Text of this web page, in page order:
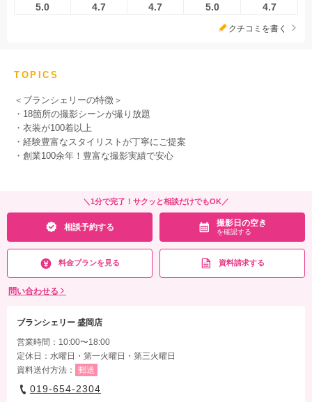
5.0 4.7 4.7 5.0 4.7
クチコミを書く
TOPICS
＜ブランシェリーの特徴＞
・18箇所の撮影シーンが撮り放題
・衣装が100着以上
・経験豊富なスタイリストが丁寧にご提案
・創業100余年！豊富な撮影実績で安心
＼1分で完了！サクッと相談だけでもOK／
相談予約する 撮影日の空き
を確認する
料金プランを見る 資料請求する
問い合わせる
ブランシェリー 盛岡店
営業時間：10:00〜18:00
定休日：水曜日・第一火曜日・第三火曜日
資料送付方法：
郵送
019-654-2304